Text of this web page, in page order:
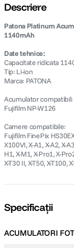
Descriere
Patona Platinum
1140mAh
Date tehnice:
Capacitate ridicata
Tip: Li-ion
Marca: PATONA
Acumulator compatibil:
Fujifilm NP-W126
Camere compatibile:
Fujifilm FinePix
X100VI, X-A1, X-A2, X-
H1, X-M1, X-Pro1, X-
X-T30 II, X-T50, X-T100,
Specificații
ACUMULATORI